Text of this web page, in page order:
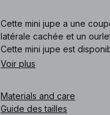
Cette mini jupe a une
latérale cachée et un
Cette mini jupe est
Voir plus
Materials and care
Guide des tailles